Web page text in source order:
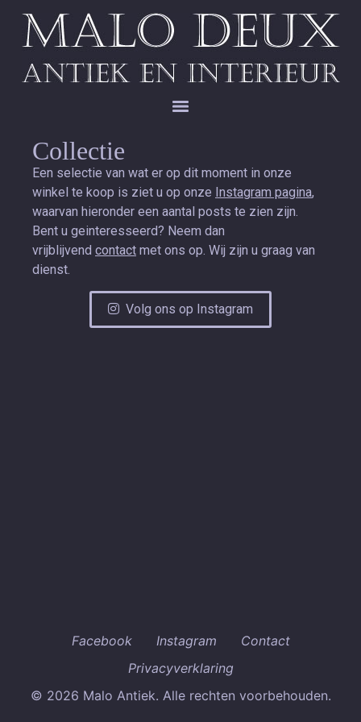
Collectie
Een selectie van wat er op dit moment in onze
winkel te koop is ziet u op onze Instagram pagina,
waarvan hieronder een aantal posts te zien zijn.
Bent u geinteresseerd? Neem dan
vrijblijvend contact met ons op. Wij zijn u graag van
dienst.
Volg ons op Instagram
Facebook Instagram
Contact
Privacyverklaring
© 2026 Malo Antiek. Alle rechten voorbehouden.